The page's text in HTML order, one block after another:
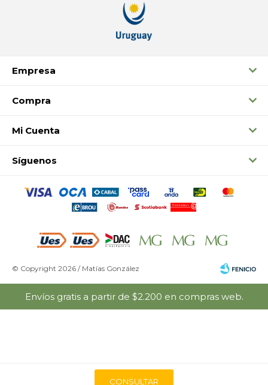
CONSULTAR
Empresa
Compra
Mi Cuenta
Síguenos
© Copyright 2026 / Matías González
Envíos gratis a partir de $2.200 en compras web.